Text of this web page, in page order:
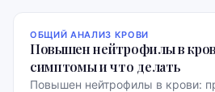
ОБЩИЙ АНАЛИЗ КРОВИ
Повышен нейтрофилы в
симптомы и что делать
Повышен нейтрофилы в крови: